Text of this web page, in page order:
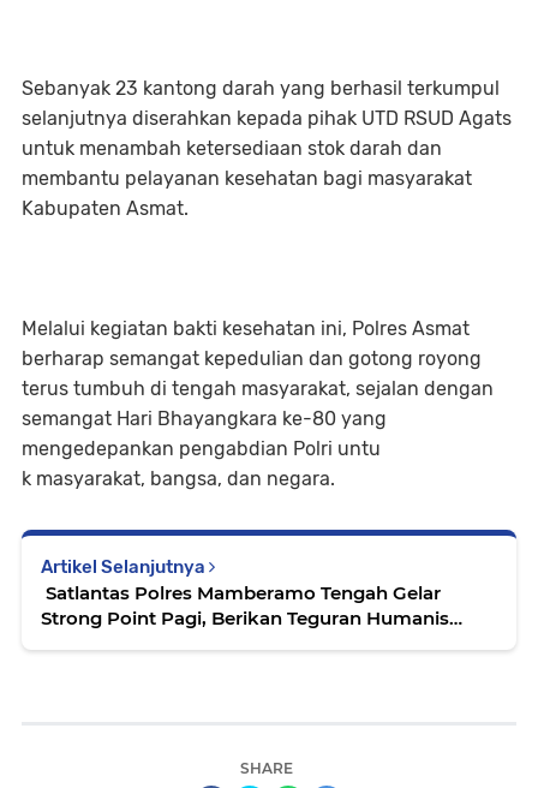
Sebanyak 23 kantong darah yang berhasil terkumpul
selanjutnya diserahkan kepada pihak UTD RSUD Agats
untuk menambah ketersediaan stok darah dan
membantu pelayanan kesehatan bagi masyarakat
Kabupaten Asmat.
Melalui kegiatan bakti kesehatan ini, Polres Asmat
berharap semangat kepedulian dan gotong royong
terus tumbuh di tengah masyarakat, sejalan dengan
semangat Hari Bhayangkara ke-80 yang
mengedepankan pengabdian Polri untu
k masyarakat, bangsa, dan negara.
Artikel Selanjutnya
‎ Satlantas Polres Mamberamo Tengah Gelar
Strong Point Pagi, Berikan Teguran Humanis
SHARE